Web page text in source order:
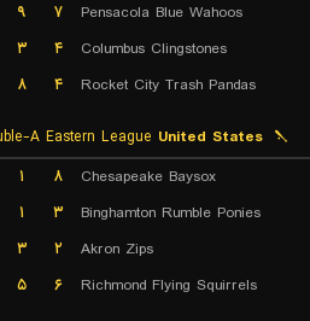
Pensacola Blue Wahoos
۷ ۹
Columbus Clingstones
۴ ۳
Rocket City Trash Pandas
۴ ۸
United States
Chesapeake Baysox
۸ ۱
Binghamton Rumble Ponies
۳ ۱
Akron Zips
۲ ۳
Richmond Flying Squirrels
۶ ۵